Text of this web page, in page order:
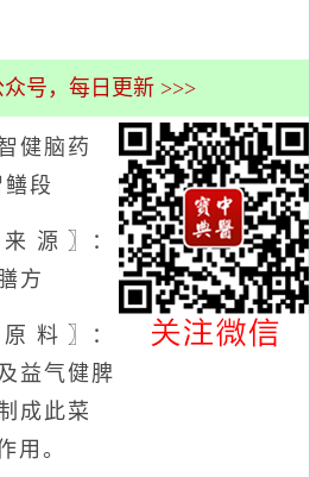
号，每日更新 >>>
脑药
段
源 〗：
方
料 〗：
益气健脾
成此菜
用。